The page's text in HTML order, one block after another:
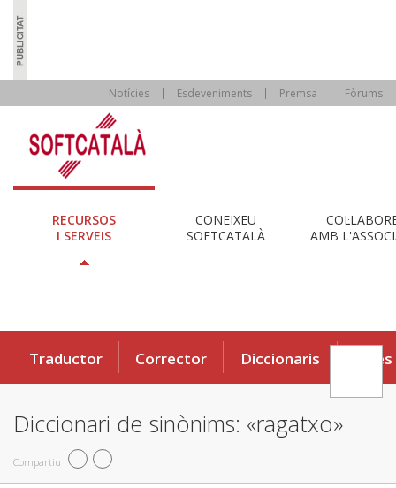
Notícies Esdeveniments Premsa Fòrums
RECURSOS
I SERVEIS
CONEIXEU
SOFTCATALÀ
AMB
Traductor Corrector Diccionaris Eines
Diccionari de sinònims: «ragatxo»
Compartiu